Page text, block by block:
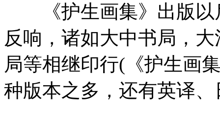
《护生画集》出版以
反响，诸如大中书局，
局等相继印行(《护生画
种版本之多，还有英译